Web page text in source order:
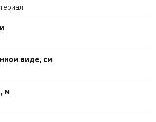
виде, см
м